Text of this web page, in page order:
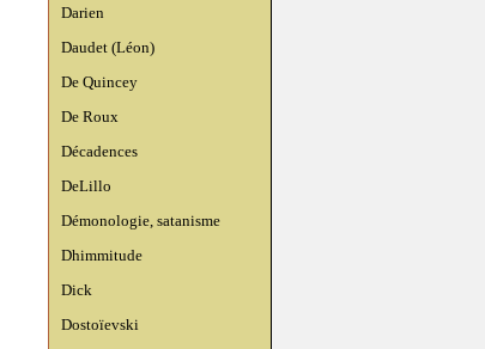
Darien
Daudet (Léon)
De Quincey
De Roux
Décadences
DeLillo
Démonologie, satanisme
Dhimmitude
Dick
Dostoïevski